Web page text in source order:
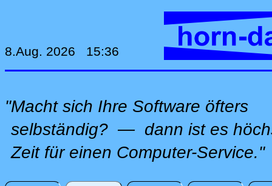
8.Aug. 2026 15:36
"Macht sich Ihre Software öfters
selbständig? — dann ist es
Zeit für einen Computer-Service."